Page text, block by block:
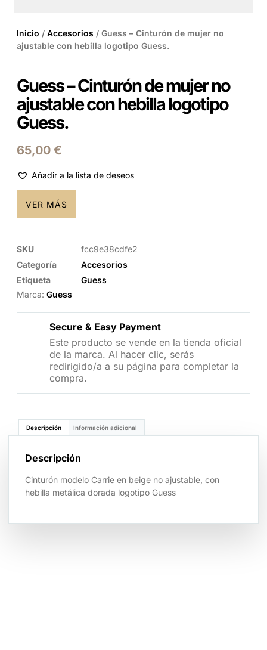
Inicio / Accesorios / Guess – Cinturón de mujer no
ajustable con hebilla logotipo Guess.
Guess – Cinturón de mujer no
ajustable con hebilla logotipo
Guess.
65,00 €
Añadir a la lista de deseos
VER MÁS
SKU
fcc9e38cdfe2
Categoría
Accesorios
Etiqueta
Guess
Marca: Guess
Secure & Easy Payment
Este producto se vende en la tienda oficial
de la marca. Al hacer clic, serás
redirigido/a a su página para completar la
compra.
Descripción Información adicional
Descripción
Cinturón modelo Carrie en beige no ajustable, con
hebilla metálica dorada logotipo Guess